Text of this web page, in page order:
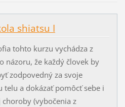
shiatsu I
tohto kurzu vychádza z
názoru, že každý človek by
zodpovedný za svoje
a dokázať pomôcť sebe i
(vybočenia z